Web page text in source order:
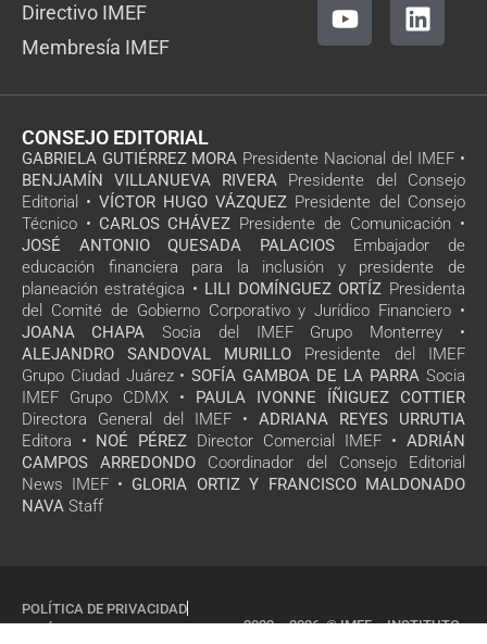
Directivo IMEF
Membresía IMEF
CONSEJO EDITORIAL
GABRIELA GUTIÉRREZ MORA Presidente Nacional del IMEF •
BENJAMÍN VILLANUEVA RIVERA Presidente del Consejo
Editorial • VÍCTOR HUGO VÁZQUEZ Presidente del Consejo
Técnico • CARLOS CHÁVEZ Presidente de Comunicación •
JOSÉ ANTONIO QUESADA PALACIOS Embajador de
educación financiera para la inclusión y presidente de
planeación estratégica • LILI DOMÍNGUEZ ORTÍZ Presidenta
del Comité de Gobierno Corporativo y Jurídico Financiero •
JOANA CHAPA Socia del IMEF Grupo Monterrey •
ALEJANDRO SANDOVAL MURILLO Presidente del IMEF
Grupo Ciudad Juárez • SOFÍA GAMBOA DE LA PARRA Socia
IMEF Grupo CDMX •
PAULA IVONNE ÍÑIGUEZ COTTIER
Directora General del IMEF • ADRIANA REYES URRUTIA
Editora •
NOÉ PÉREZ Director Comercial IMEF • ADRIÁN
CAMPOS ARREDONDO Coordinador del Consejo Editorial
News IMEF • GLORIA ORTIZ Y FRANCISCO MALDONADO
NAVA Staff
2022 – 2026 © IMEF – INSTITUTO
POLÍTICA DE PRIVACIDAD